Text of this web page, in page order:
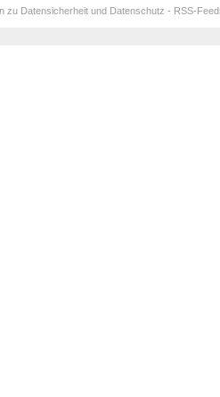
zu Datensicherheit und Datenschutz - RSS-